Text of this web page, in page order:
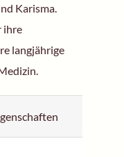
Karisma.
ihre
langjährige